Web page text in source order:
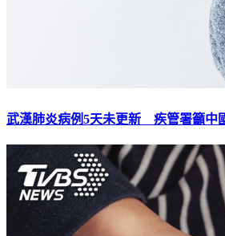
武漢肺炎病例5天未更新 疾管署籲中